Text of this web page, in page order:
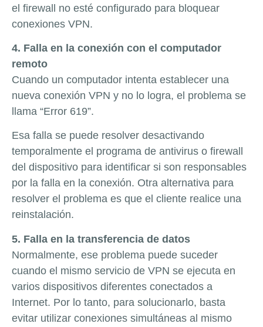
el firewall no esté configurado para bloquear
conexiones VPN.
4. Falla en la conexión con el computador
remoto
Cuando un computador intenta establecer una
nueva conexión VPN y no lo logra, el problema se
llama “Error 619”.
Esa falla se puede resolver desactivando
temporalmente el programa de antivirus o firewall
del dispositivo para identificar si son responsables
por la falla en la conexión. Otra alternativa para
resolver el problema es que el cliente realice una
reinstalación.
5. Falla en la transferencia de datos
Normalmente, ese problema puede suceder
cuando el mismo servicio de VPN se ejecuta en
varios dispositivos diferentes conectados a
Internet. Por lo tanto, para solucionarlo, basta
evitar utilizar conexiones simultáneas al mismo